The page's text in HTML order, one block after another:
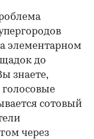
элементарном
до
знаете,
сотовый
через